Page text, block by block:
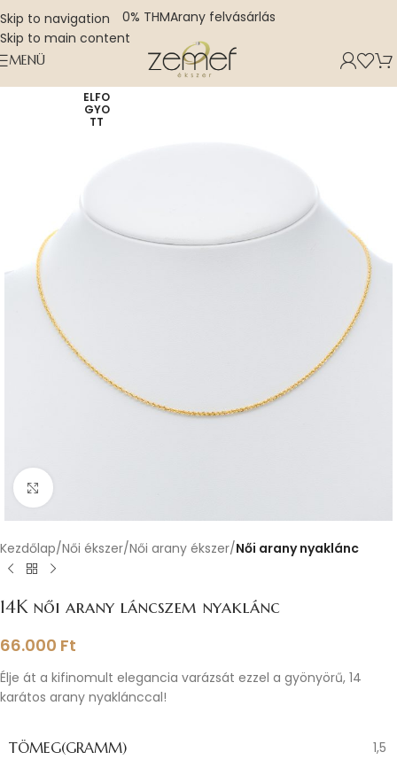
Skip to navigation
Skip to main content
0% THMArany felvásárlás
MENÜ
ELFO
GYO
TT
Nagyításhoz kattints ide
Kezdőlap Női ékszer Női arany ékszer Női arany nyaklánc
14K női arany láncszem nyaklánc
66.000 Ft
Élje át a kifinomult elegancia varázsát ezzel a gyönyörű, 14
karátos arany nyaklánccal!
TÖMEG(GRAMM) 1,5